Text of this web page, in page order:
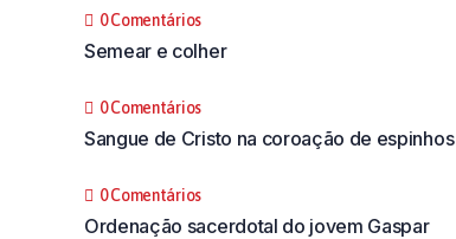
0 Comentários
Semear e colher
0 Comentários
Sangue de Cristo na coroação de espinhos
0 Comentários
Ordenação sacerdotal do jovem Gaspar